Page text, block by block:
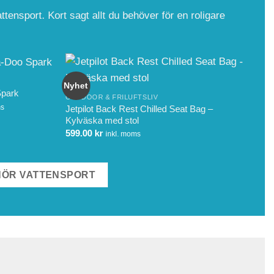
Kort sagt allt du behöver för en roligare
Nyhet
OUTDOOR & FRILUFTSLIV
Jetpilot Back Rest Chilled Seat Bag –
Kylväska med stol
599.00 kr inkl. moms
VATTENSPORT